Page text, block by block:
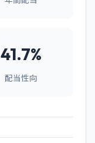
41.7%
配当性向